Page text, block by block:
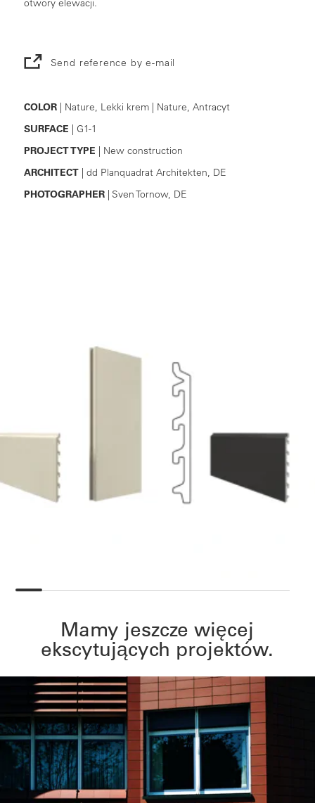
otwory elewacji.
Send reference by e-mail
COLOR| Nature, Lekki krem | Nature, Antracyt
SURFACE | G1-1
PROJECT TYPE | New construction
ARCHITECT| dd Planquadrat Architekten, DE
PHOTOGRAPHER| Sven Tornow, DE
Mamy jeszcze więcej
ekscytujących projektów.